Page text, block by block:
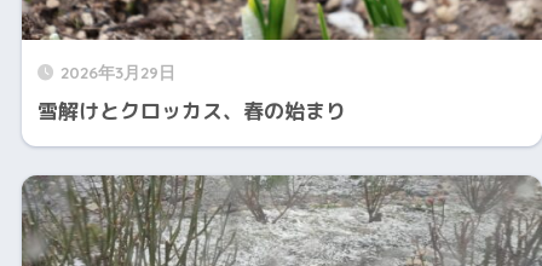
2026年3月29日
雪解けとクロッカス、春の始まり